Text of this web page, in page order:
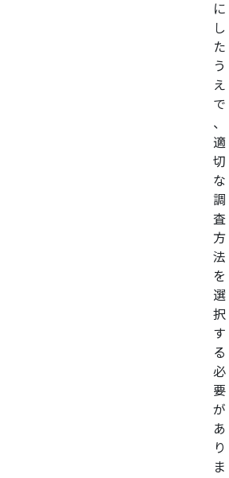
に
し
た
う
え
で
、
適
切
な
調
査
方
法
を
選
択
す
る
必
要
が
あ
り
ま